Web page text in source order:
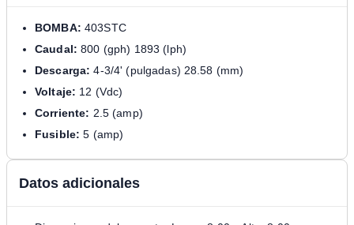
BOMBA: 403STC
Caudal: 800 (gph) 1893 (lph)
Descarga: 4-3/4' (pulgadas) 28.58 (mm)
Voltaje: 12 (Vdc)
Corriente: 2.5 (amp)
Fusible: 5 (amp)
Datos adicionales